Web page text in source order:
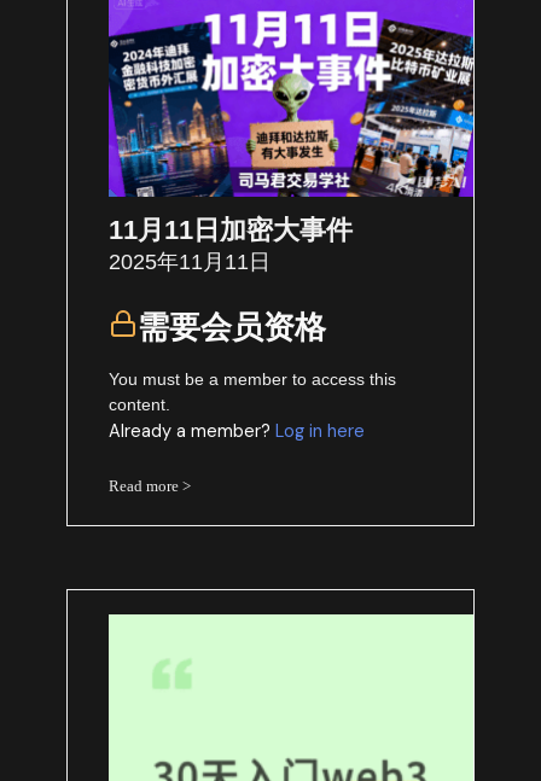
11月11日加密大事件
2025年11月11日
需要会员资格
You must be a member to access this
content.
Already a member?Log in here
Read more >